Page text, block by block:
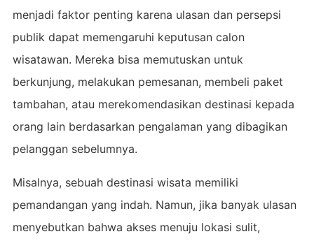
menjadi faktor penting karena ulasan dan persepsi
publik dapat memengaruhi keputusan calon
wisatawan. Mereka bisa memutuskan untuk
berkunjung, melakukan pemesanan, membeli paket
tambahan, atau merekomendasikan destinasi kepada
orang lain berdasarkan pengalaman yang dibagikan
pelanggan sebelumnya.
Misalnya, sebuah destinasi wisata memiliki
pemandangan yang indah. Namun, jika banyak ulasan
menyebutkan bahwa akses menuju lokasi sulit,